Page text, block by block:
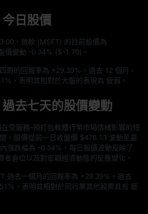
日股價
:00 ，微軟 (MSFT) 的目前股價為
價變動 -0.34% ($-1.70)。
周的回報率為 +29.39% 。過去 12 個月，
，表明其相對於大盤的表現為 疲弱。
去七天的股價變動
受服務-預打包軟體行業市場情緒影響的短
，股價從前一日收盤價 $476.13 波動至最
內漲跌幅為 -0.34% 。每日股價波動反映了
者倉位以及對宏觀經濟動態的反應變化。
過去一個月的回報率為 +29.39% ，過去
，表明其相對於同行業其他股票具有 疲